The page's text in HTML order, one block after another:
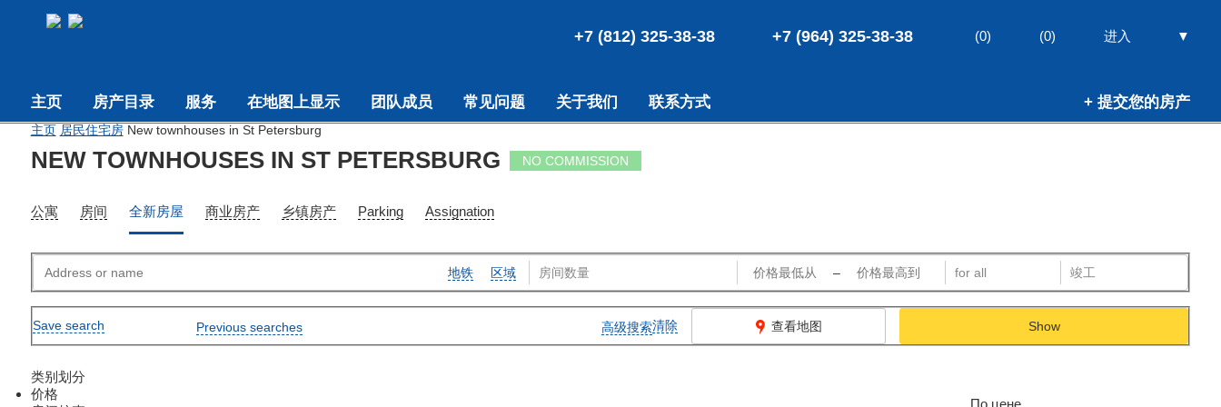
▼
进入
(0)
(0)
+7 (964) 325-38-38
+7 (812) 325-38-38
+ 提交您的房产
主页 房产目录 服务 在地图上显示 团队成员 常见问题 关于我们 联系方式
主页 居民住宅房 New townhouses in St Petersburg
NEW TOWNHOUSES IN ST PETERSBURG NO COMMISSION
公寓 房间 全新房屋 商业房产 乡镇房产 Parking Assignation
地铁 区域 –
Save search Previous searches 高级搜索清除 查看地图 Show
类别划分
价格
По цене